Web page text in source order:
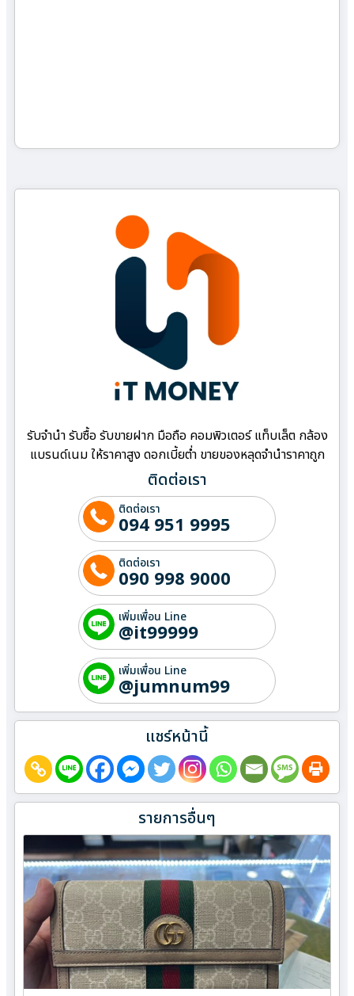
รับจำนำ รับซื้อ รับขายฝาก มือถือ คอมพิวเตอร์ แท็บเล็ต กล้อง
แบรนด์เนม ให้ราคาสูง ดอกเบี้ยต่ำ ขายของหลุดจำนำราคาถูก
ติดต่อเรา
ติดต่อเรา
094 951 9995
ติดต่อเรา
090 998 9000
เพิ่มเพื่อน Line
@it99999
เพิ่มเพื่อน Line
@jumnum99
แชร์หน้านี้
รายการอื่นๆ